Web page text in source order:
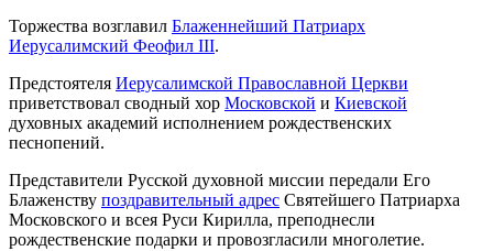
Торжества возглавил Блаженнейший Патриарх
Иерусалимский Феофил III.
Предстоятеля Иерусалимской Православной Церкви
приветствовал сводный хор Московской и Киевской
духовных академий исполнением рождественских
песнопений.
Представители Русской духовной миссии передали Его
Блаженству поздравительный адрес Святейшего Патриарха
Московского и всея Руси Кирилла, преподнесли
рождественские подарки и провозгласили многолетие.